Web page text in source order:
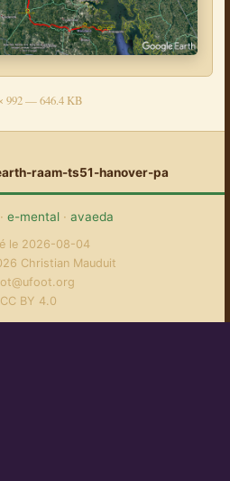
992 — 646.4 KB
raam-ts51-hanover-pa
e-mental· avaeda
le 2026-08-04
Christian Mauduit
CC BY 4.0